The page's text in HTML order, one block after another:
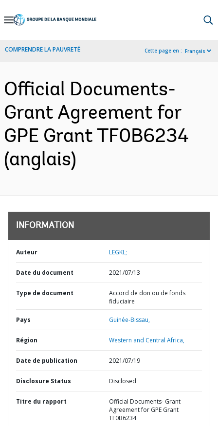
Skip
Navigation
COMPRENDRE LA PAUVRETÉ Cette page en : Français
Official Documents-
Grant Agreement for
GPE Grant TF0B6234
(anglais)
INFORMATION
Auteur LEGKL;
Date du document 2021/07/13
Type de document
Accord de don ou de fonds
fiduciaire
Pays Guinée-Bissau,
Région Western and Central Africa,
Date de publication 2021/07/19
Disclosure Status Disclosed
Titre du rapport
Official Documents- Grant
Agreement for GPE Grant
TF0B6234